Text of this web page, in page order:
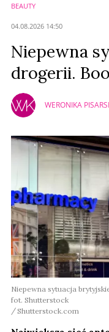
BEAUTY
04.08.2026 14:50
Niepewna
drogerii.
WERONIKA
Niepewna sytuacja
fot. Shutterstock
Shutterstock.com